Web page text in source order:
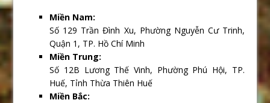
Miền Nam:
Số 129 Trần Đình Xu, Phường Nguyễn Cư Trinh,
Quận 1, TP. Hồ Chí Minh
Miền Trung:
Số 12B Lương Thế Vinh, Phường Phú Hội, TP.
Huế, Tỉnh Thừa Thiên Huế
Miền Bắc: